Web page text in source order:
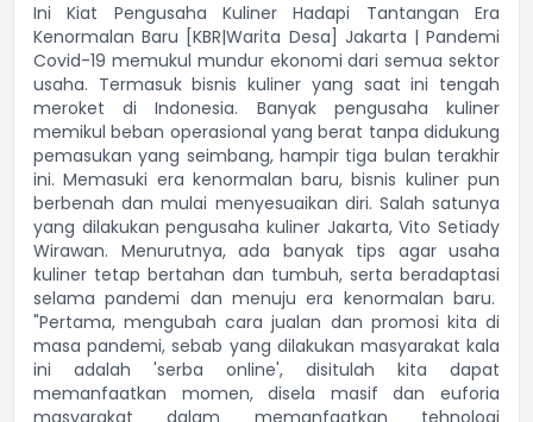
Ini Kiat Pengusaha Kuliner Hadapi Tantangan Era
Kenormalan Baru [KBR|Warita Desa] Jakarta | Pandemi
Covid-19 memukul mundur ekonomi dari semua sektor
usaha. Termasuk bisnis kuliner yang saat ini tengah
meroket di Indonesia. Banyak pengusaha kuliner
memikul beban operasional yang berat tanpa didukung
pemasukan yang seimbang, hampir tiga bulan terakhir
ini. Memasuki era kenormalan baru, bisnis kuliner pun
berbenah dan mulai menyesuaikan diri. Salah satunya
yang dilakukan pengusaha kuliner Jakarta, Vito Setiady
Wirawan. Menurutnya, ada banyak tips agar usaha
kuliner tetap bertahan dan tumbuh, serta beradaptasi
selama pandemi dan menuju era kenormalan baru.
"Pertama, mengubah cara jualan dan promosi kita di
masa pandemi, sebab yang dilakukan masyarakat kala
ini adalah 'serba online', disitulah kita dapat
memanfaatkan momen, disela masif dan euforia
masyarakat dalam memanfaatkan tehnologi